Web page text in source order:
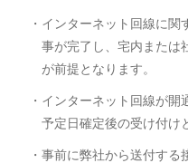
・インターネット回線に
事が完了し、宅内または
が前提となります。
・インターネット回線が
予定日確定後の受け付け
・事前に弊社から送付す